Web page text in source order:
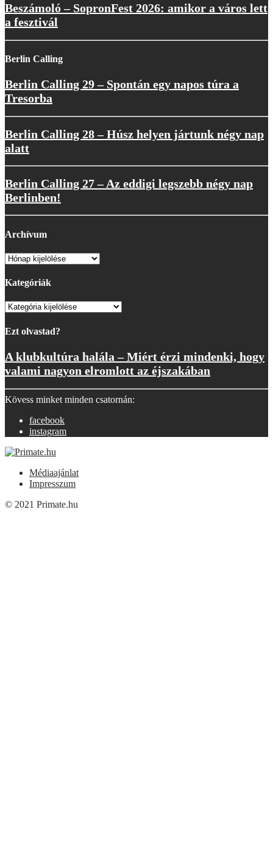
Beszámoló – SopronFest 2026: amikor a város lett
a fesztivál
Berlin Calling
Berlin Calling 29 – Spontán egy napos túra a
Tresorba
Berlin Calling 28 – Húsz helyen jártunk négy nap
alatt
Berlin Calling 27 – Az eddigi legszebb négy nap
Berlinben!
Archívum
Archívum
Kategóriák
Kategóriák
Ezt olvastad?
A klubkultúra halála – Miért érzi mindenki, hogy
valami nagyon elromlott az éjszakában
Kövess minket minden csatornán:
facebook
instagram
Médiaajánlat
Impresszum
© 2021 Primate.hu